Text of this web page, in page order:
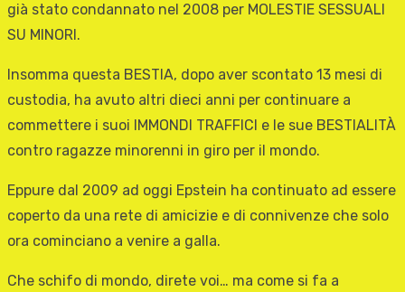
già stato condannato nel 2008 per MOLESTIE SESSUALI
SU MINORI.
Insomma questa BESTIA, dopo aver scontato 13 mesi di
custodia, ha avuto altri dieci anni per continuare a
commettere i suoi IMMONDI TRAFFICI e le sue BESTIALITÀ
contro ragazze minorenni in giro per il mondo.
Eppure dal 2009 ad oggi Epstein ha continuato ad essere
coperto da una rete di amicizie e di connivenze che solo
ora cominciano a venire a galla.
Che schifo di mondo, direte voi… ma come si fa a